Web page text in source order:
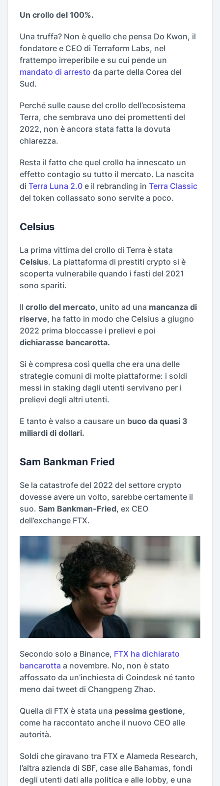
Un crollo del 100%.
Una truffa? Non è quello che pensa Do Kwon, il
fondatore e CEO di Terraform Labs, nel
frattempo irreperibile e su cui pende un
mandato di arresto da parte della Corea del
Sud.
Perché sulle cause del crollo dell’ecosistema
Terra, che sembrava uno dei promettenti del
2022, non è ancora stata fatta la dovuta
chiarezza.
Resta il fatto che quel crollo ha innescato un
effetto contagio su tutto il mercato. La nascita
di Terra Luna 2.0 e il rebranding in Terra Classic
del token collassato sono servite a poco.
Celsius
La prima vittima del crollo di Terra è stata
Celsius. La piattaforma di prestiti crypto si è
scoperta vulnerabile quando i fasti del 2021
sono spariti.
Il crollo del mercato, unito ad una mancanza di
riserve, ha fatto in modo che Celsius a giugno
2022 prima bloccasse i prelievi e poi
dichiarasse bancarotta.
Si è compresa così quella che era una delle
strategie comuni di molte piattaforme: i soldi
messi in staking dagli utenti servivano per i
prelievi degli altri utenti.
E tanto è valso a causare un buco da quasi 3
miliardi di dollari.
Sam Bankman Fried
Se la catastrofe del 2022 del settore crypto
dovesse avere un volto, sarebbe certamente il
suo. Sam Bankman-Fried, ex CEO
dell’exchange FTX.
Secondo solo a Binance, FTX ha dichiarato
bancarotta a novembre. No, non è stato
affossato da un’inchiesta di Coindesk né tanto
meno dai tweet di Changpeng Zhao.
Quella di FTX è stata una pessima gestione,
come ha raccontato anche il nuovo CEO alle
autorità.
Soldi che giravano tra FTX e Alameda Research,
l’altra azienda di SBF, case alle Bahamas, fondi
degli utenti dati alla politica e alle lobby, e una